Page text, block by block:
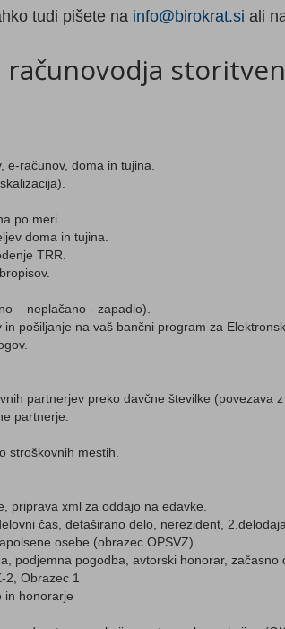
tudi pišete na info@birokrat.si ali
računovodja
e-računov, doma in tujina.
po meri.
doma in tujina.
TRR.
– neplačano - zapadlo).
in pošiljanje na vaš bančni program za
partnerjev preko davčne številke (povezava z
partnerje.
stroškovnih mestih.
priprava xml za oddajo na edavke.
čas, detaširano delo, nerezident,
osebe (obrazec OPSVZ)
podjemna pogodba, avtorski honorar, začasno
2, Obrazec 1
in honorarje